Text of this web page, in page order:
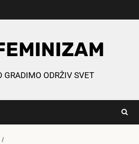
GRADIMO ODRŽIV SVET